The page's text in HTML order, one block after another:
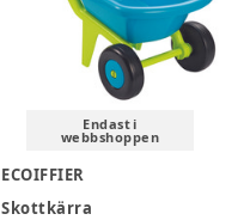
Endast i
webbshoppen
ECOIFFIER
Skottkärra